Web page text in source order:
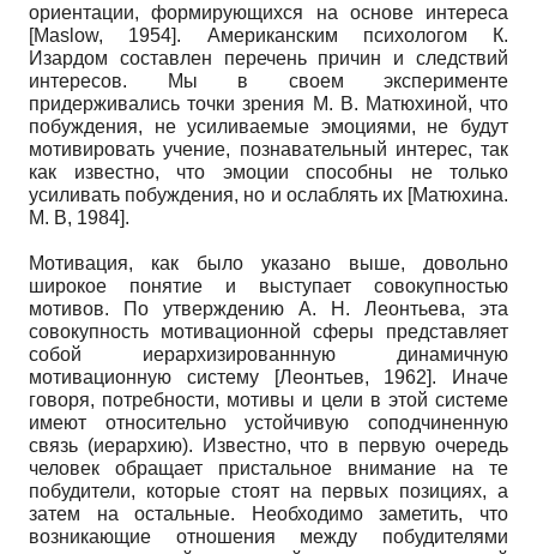
ориентации, формирующихся на основе интереса
[Maslow, 1954]. Американским психологом К.
Изардом составлен перечень причин и следствий
интересов. Мы в своем эксперименте
придерживались точки зрения М. В. Матюхиной, что
побуждения, не усиливаемые эмоциями, не будут
мотивировать учение, познавательный интерес, так
как известно, что эмоции способны не только
усиливать побуждения, но и ослаблять их [Матюхина.
М. В, 1984].
Мотивация, как было указано выше, довольно
широкое понятие и выступает совокупностью
мотивов. По утверждению А. Н. Леонтьева, эта
совокупность мотивационной сферы представляет
собой иерархизированнную динамичную
мотивационную систему
[Леонтьев, 1962]. Иначе
говоря, потребности, мотивы и цели в этой системе
имеют относительно устойчивую соподчиненную
связь (иерархию). Известно, что в первую очередь
человек обращает пристальное внимание на те
побудители, которые стоят на первых позициях, а
затем на остальные. Необходимо заметить, что
возникающие отношения между побудителями